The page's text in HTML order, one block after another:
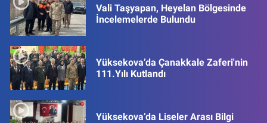
Vali Taşyapan, Heyelan Bölgesinde
İncelemelerde Bulundu
Yüksekova’da Çanakkale Zaferi'nin
111.Yılı Kutlandı
Yüksekova’da Liseler Arası Bilgi